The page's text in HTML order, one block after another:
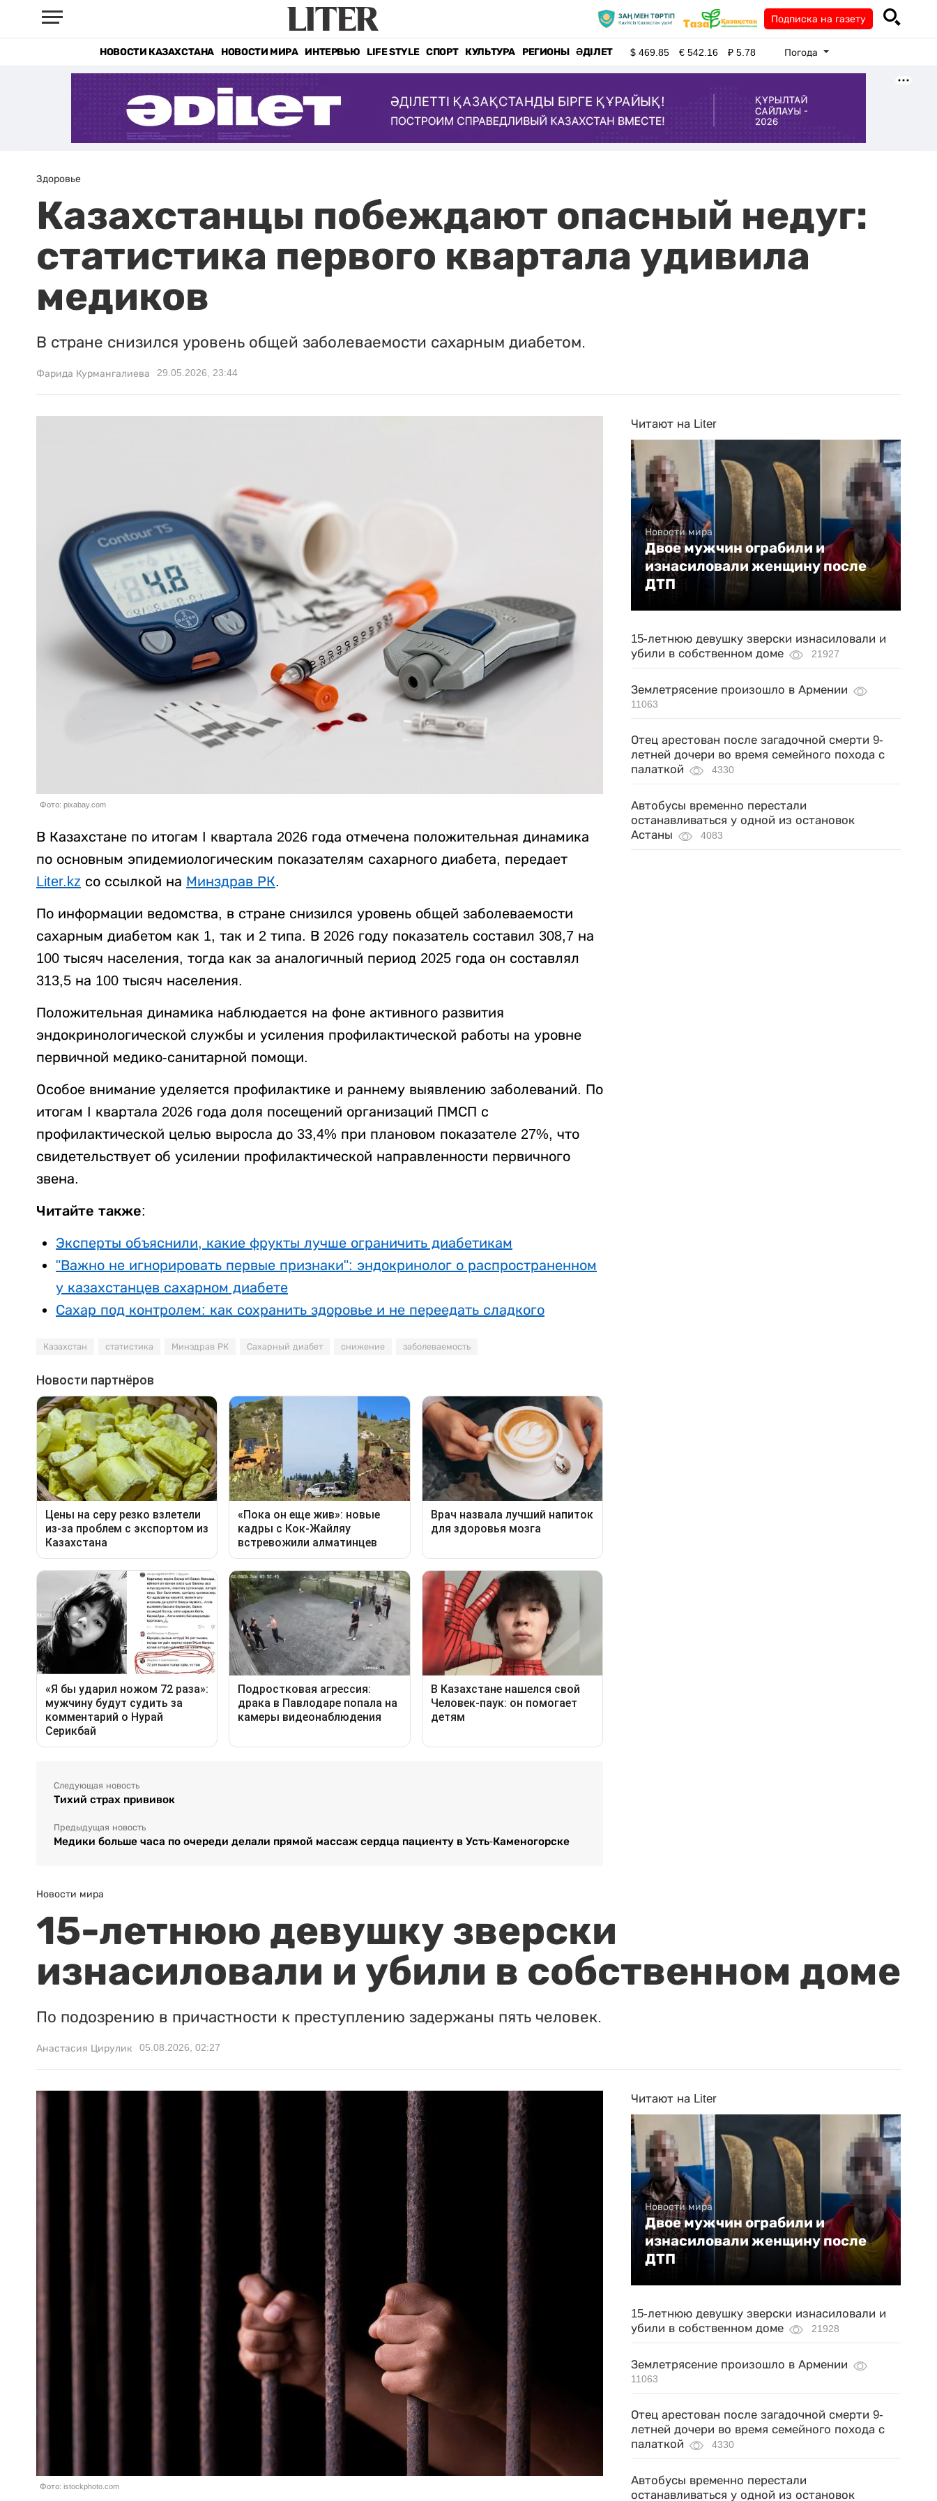
Подписка на газету
НОВОСТИ КАЗАХСТАНА НОВОСТИ МИРА ИНТЕРВЬЮ LIFE STYLE СПОРТ КУЛЬТУРА РЕГИОНЫ ӘДІЛЕТ $469.85 €542.16 ₽5.78 Погода
Здоровье
Казахстанцы побеждают опасный недуг:
статистика первого квартала удивила
медиков
В стране снизился уровень общей заболеваемости сахарным диабетом.
Фарида Курмангалиева 29.05.2026, 23:44
Фото: pixabay.com
В Казахстане по итогам I квартала 2026 года отмечена положительная динамика
по основным эпидемиологическим показателям сахарного диабета, передает
Liter.kz со ссылкой на Минздрав РК.
По информации ведомства, в стране снизился уровень общей заболеваемости
сахарным диабетом как 1, так и 2 типа. В 2026 году показатель составил 308,7 на
100 тысяч населения, тогда как за аналогичный период 2025 года он составлял
313,5 на 100 тысяч населения.
Положительная динамика наблюдается на фоне активного развития
эндокринологической службы и усиления профилактической работы на уровне
первичной медико-санитарной помощи.
Особое внимание уделяется профилактике и раннему выявлению заболеваний. По
итогам I квартала 2026 года доля посещений организаций ПМСП с
профилактической целью выросла до 33,4% при плановом показателе 27%, что
свидетельствует об усилении профилактической направленности первичного
звена.
Читайте также:
Эксперты объяснили, какие фрукты лучше ограничить диабетикам
"Важно не игнорировать первые признаки": эндокринолог о распространенном
у казахстанцев сахарном диабете
Сахар под контролем: как сохранить здоровье и не переедать сладкого
Казахстан статистика Минздрав РК Сахарный диабет снижение заболеваемость
Следующая новость
Тихий страх прививок
Предыдущая новость
Медики больше часа по очереди делали прямой массаж сердца пациенту в Усть-Каменогорске
Читают на Liter
Новости мира
Двое мужчин ограбили и
изнасиловали женщину после
ДТП
15-летнюю девушку зверски изнасиловали и
убили в собственном доме
21927
Землетрясение произошло в Армении
11063
Отец арестован после загадочной смерти 9-
летней дочери во время семейного похода с
палаткой
4330
Автобусы временно перестали
останавливаться у одной из остановок
Астаны
4083
Новости мира
15-летнюю девушку зверски
изнасиловали и убили в собственном доме
По подозрению в причастности к преступлению задержаны пять человек.
Анастасия Цирулик 05.08.2026, 02:27
Фото: istockphoto.com
Читают на Liter
Новости мира
Двое мужчин ограбили и
изнасиловали женщину после
ДТП
15-летнюю девушку зверски изнасиловали и
убили в собственном доме
21928
Землетрясение произошло в Армении
11063
Отец арестован после загадочной смерти 9-
летней дочери во время семейного похода с
палаткой
4330
Автобусы временно перестали
останавливаться у одной из остановок